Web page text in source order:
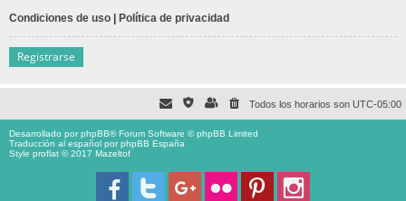
Condiciones de uso | Política de privacidad
Registrarse
Todos los horarios son UTC-05:00
Desarrollado porphpBB® Forum Software © phpBB Limited
Traducción al español porphpBB España
Style proflat © 2017 Mazeltof